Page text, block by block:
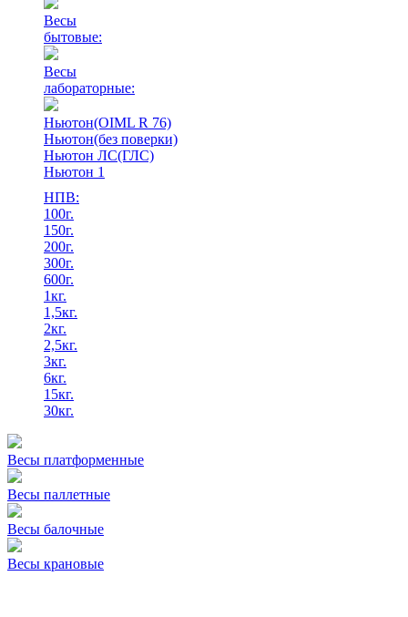
Весы
бытовые:
Весы
лабораторные:
Ньютон(OIML R 76)
Ньютон(без поверки)
Ньютон ЛС(ГЛС)
Ньютон 1
НПВ:
100г.
150г.
200г.
300г.
600г.
1кг.
1,5кг.
2кг.
2,5кг.
3кг.
6кг.
15кг.
30кг.
Весы платформенные
Весы паллетные
Весы балочные
Весы крановые